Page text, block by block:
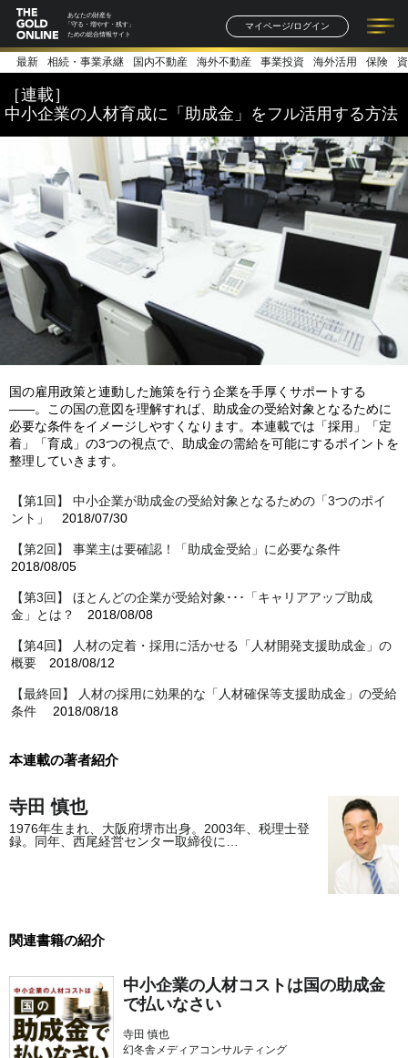
あなたの財産を
「守る・増やす・残す」
ための総合情報サイト
マイページ/ログイン
記事一覧 連載一覧
著者一覧 書籍一覧
最新 相続・事業承継 国内不動産 海外不動産 事業投資 海外活用 保険
［連載］
中小企業の人材育成に「助成金」をフル活用する方法
国の雇用政策と連動した施策を行う企業を手厚くサポートする
――。この国の意図を理解すれば、助成金の受給対象となるために
必要な条件をイメージしやすくなります。本連載では「採用」「定
着」「育成」の3つの視点で、助成金の需給を可能にするポイントを
整理していきます。
【第1回】 中小企業が助成金の受給対象となるための「3つのポイ
ント」
2018/07/30
【第2回】 事業主は要確認！「助成金受給」に必要な条件
2018/08/05
【第3回】 ほとんどの企業が受給対象･･･「キャリアアップ助成
金」とは？
2018/08/08
【第4回】 人材の定着・採用に活かせる「人材開発支援助成金」の
概要 2018/08/12
【最終回】 人材の採用に効果的な「人材確保等支援助成金」の受給
条件
2018/08/18
本連載の著者紹介
寺田 慎也
1976年生まれ、大阪府堺市出身。2003年、税理士登
録。同年、西尾経営センター取締役に…
関連書籍の紹介
中小企業の人材コストは国の助成金
で払いなさい
寺田 慎也
幻冬舎メディアコンサルティング